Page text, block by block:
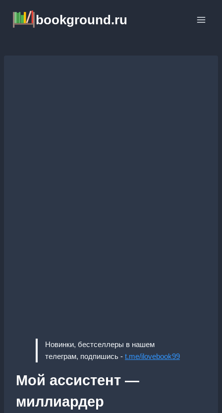
содержимому
bookground.ru
Новинки, бестселлеры в нашем
телеграм, подпишись - t.me/ilovebook99
Мой ассистент —
миллиардер